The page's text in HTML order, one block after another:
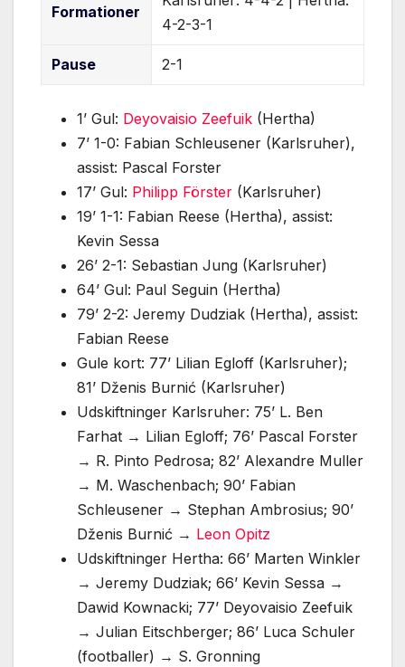
Formationer
4-2-3-1
Pause 2-1
1’ Gul: Deyovaisio Zeefuik (Hertha)
7’ 1-0: Fabian Schleusener (Karlsruher),
assist: Pascal Forster
17’ Gul: Philipp Förster (Karlsruher)
19’ 1-1: Fabian Reese (Hertha), assist:
Kevin Sessa
26’ 2-1: Sebastian Jung (Karlsruher)
64’ Gul: Paul Seguin (Hertha)
79’ 2-2: Jeremy Dudziak (Hertha), assist:
Fabian Reese
Gule kort: 77’ Lilian Egloff (Karlsruher);
81’ Dženis Burnić (Karlsruher)
Udskiftninger Karlsruher: 75’ L. Ben
Farhat → Lilian Egloff; 76’ Pascal Forster
→ R. Pinto Pedrosa; 82’ Alexandre Muller
→ M. Waschenbach; 90’ Fabian
Schleusener → Stephan Ambrosius; 90’
Dženis Burnić → Leon Opitz
Udskiftninger Hertha: 66’ Marten Winkler
→ Jeremy Dudziak; 66’ Kevin Sessa →
Dawid Kownacki; 77’ Deyovaisio Zeefuik
→ Julian Eitschberger; 86’ Luca Schuler
(footballer) → S. Gronning